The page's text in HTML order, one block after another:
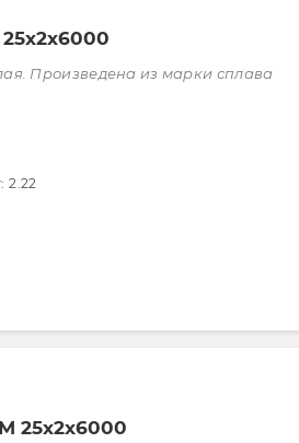
Произведена из марки сплава
2.22
25х2х6000